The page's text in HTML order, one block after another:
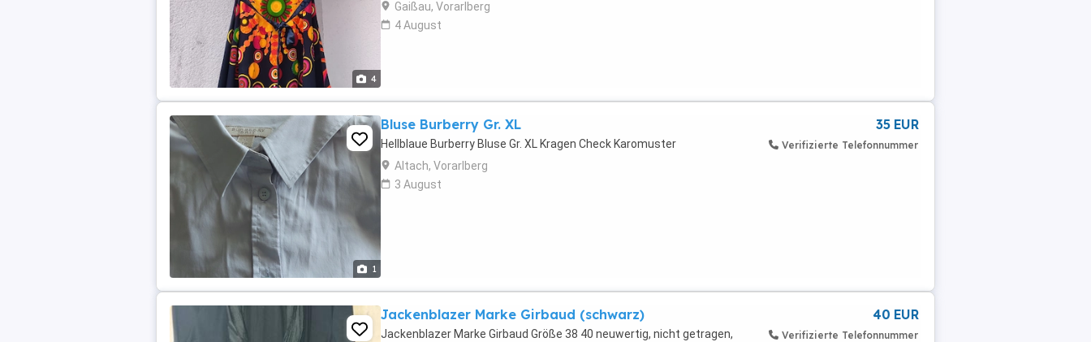
4
Gaißau, Vorarlberg
4 August
1
Bluse Burberry Gr. XL
Hellblaue Burberry Bluse Gr. XL Kragen Check Karomuster
Altach, Vorarlberg
3 August
35 EUR
Verifizierte Telefonnummer
Jackenblazer Marke Girbaud (schwarz)
Jackenblazer Marke Girbaud Größe 38 40 neuwertig, nicht getragen,
40 EUR
Verifizierte Telefonnummer